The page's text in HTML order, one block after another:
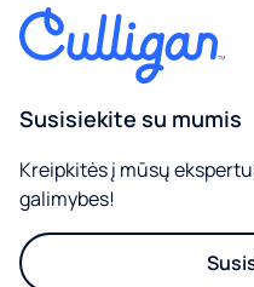
Susisiekite su mumis
Kreipkitės į mūsų
galimybes!